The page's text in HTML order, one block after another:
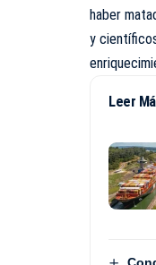
haber
y
Leer